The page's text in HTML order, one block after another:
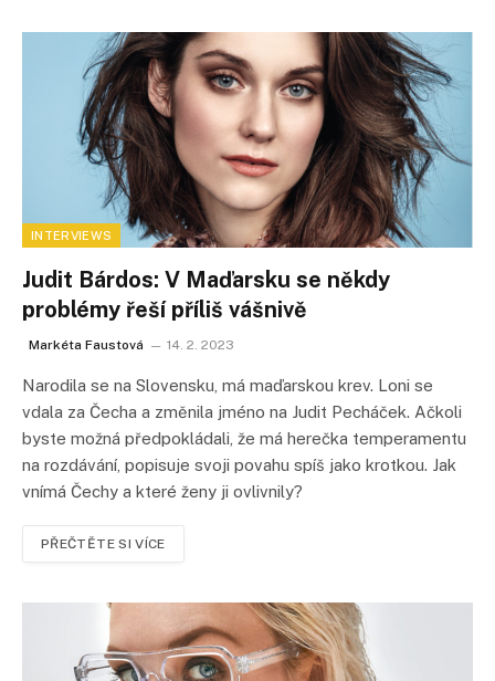
INTERVIEWS
Judit Bárdos: V Maďarsku se někdy
problémy řeší příliš vášnivě
Markéta Faustová 14. 2. 2023
Narodila se na Slovensku, má maďarskou krev. Loni se
vdala za Čecha a změnila jméno na Judit Pecháček. Ačkoli
byste možná předpokládali, že má herečka temperamentu
na rozdávání, popisuje svoji povahu spíš jako krotkou. Jak
vnímá Čechy a které ženy ji ovlivnily?
PŘEČTĚTE SI VÍCE